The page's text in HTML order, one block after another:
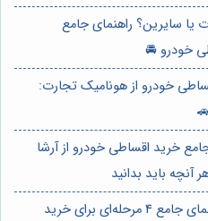
یا سایرین؟ راهنمای جامع
خودرو 🚘
خودرو از هونامیک تجارت:
خرید اقساطی خودرو از آرشا
باید بدانید
⭐️ فروش اقساطی دنا: راهنمای جامع 4 مرحله‌ای برای خرید